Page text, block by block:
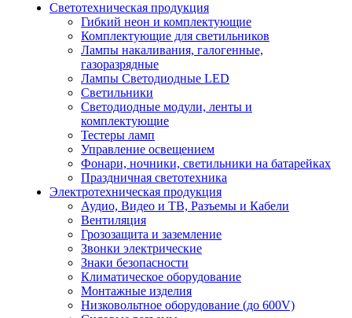
Светотехническая продукция
Гибкий неон и комплектующие
Комплектующие для светильников
Лампы накаливания, галогенные,
газоразрядные
Лампы Светодиодные LED
Светильники
Светодиодные модули, ленты и
комплектующие
Тестеры ламп
Управление освещением
Фонари, ночники, светильники на батарейках
Праздничная светотехника
Электротехническая продукция
Аудио, Видео и ТВ, Разъемы и Кабели
Вентиляция
Грозозащита и заземление
Звонки электрические
Знаки безопасности
Климатическое оборудование
Монтажные изделия
Низковольтное оборудование (до 600V)